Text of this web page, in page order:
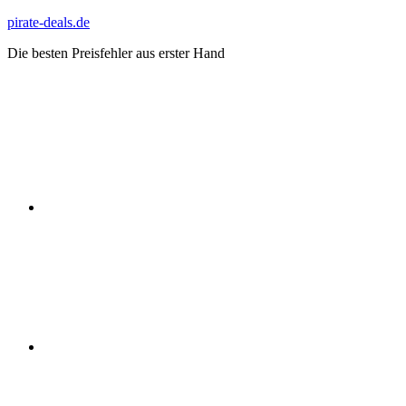
Zum
springen
pirate-deals.de
Die besten Preisfehler aus erster Hand